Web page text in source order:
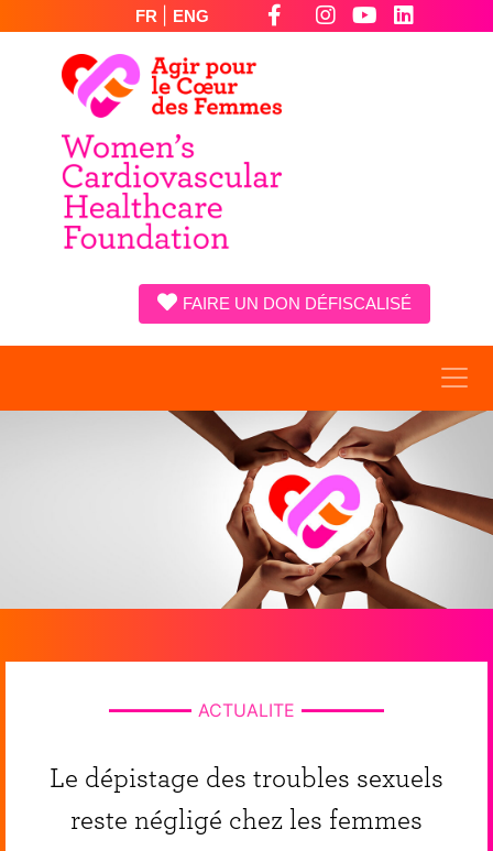
FR ENG
FAIRE UN DON DÉFISCALISÉ
ACTUALITE
Le dépistage des troubles sexuels
reste négligé chez les femmes